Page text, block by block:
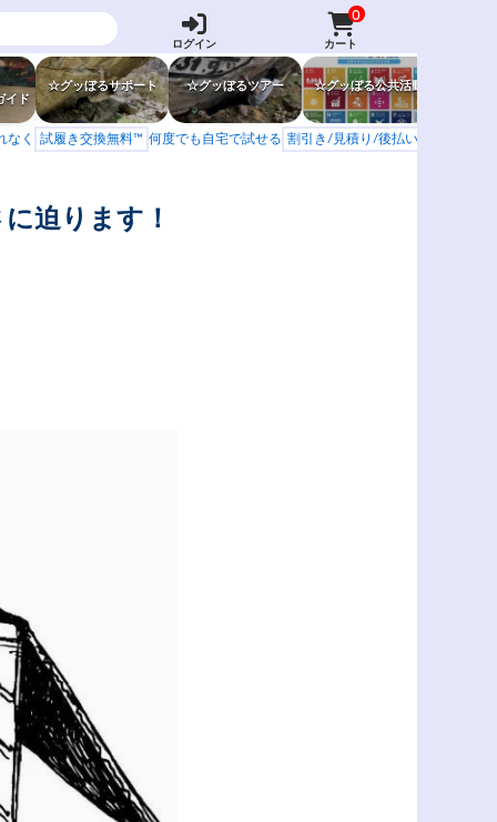
ログイン
0
カート
イド
☆グッぼるサポート ☆グッぼるツアー ☆グッぼる公共活動
なく 試履き交換無料™ 何度でも自宅で試せる 割引き/見積り/後払い
迫ります！